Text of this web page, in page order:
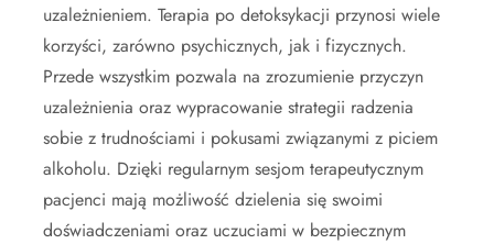
uzależnieniem. Terapia po detoksykacji przynosi wiele
korzyści, zarówno psychicznych, jak i fizycznych.
Przede wszystkim pozwala na zrozumienie przyczyn
uzależnienia oraz wypracowanie strategii radzenia
sobie z trudnościami i pokusami związanymi z piciem
alkoholu. Dzięki regularnym sesjom terapeutycznym
pacjenci mają możliwość dzielenia się swoimi
doświadczeniami oraz uczuciami w bezpiecznym